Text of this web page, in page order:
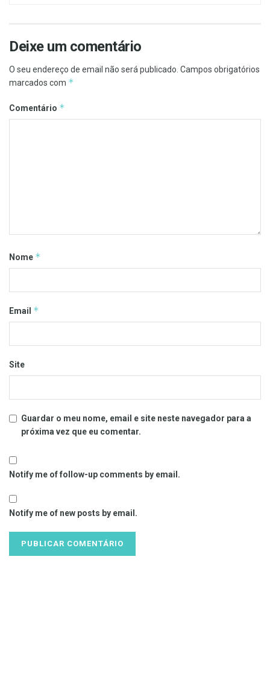
Deixe um comentário
O seu endereço de email não será publicado. Campos obrigatórios
marcados com *
Comentário *
Nome *
Email *
Site
Guardar o meu nome, email e site neste navegador para a
próxima vez que eu comentar.
Notify me of follow-up comments by email.
Notify me of new posts by email.